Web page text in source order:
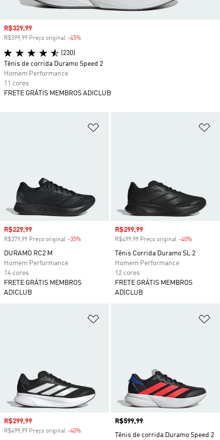
Preço com desconto
R$229,99
R$379,99 Preço original -35%
DURAMO RC2 M
Homem Performance
14 cores
FRETE GRÁTIS MEMBROS
ADICLUB
Preço com desconto
R$299,99
R$499,99 Preço original -40%
Tênis Corrida Duramo SL 2
Homem Performance
12 cores
FRETE GRÁTIS MEMBROS
ADICLUB
Preço com desconto
R$299,99
R$499,99 Preço original -40%
Preço
R$599,99
Tênis de corrida Duramo Speed 2
Preço com desconto
R$329,99
R$599,99 Preço original -45%
(230)
Tênis de corrida Duramo Speed 2
Homem Performance
11 cores
FRETE GRÁTIS MEMBROS ADICLUB